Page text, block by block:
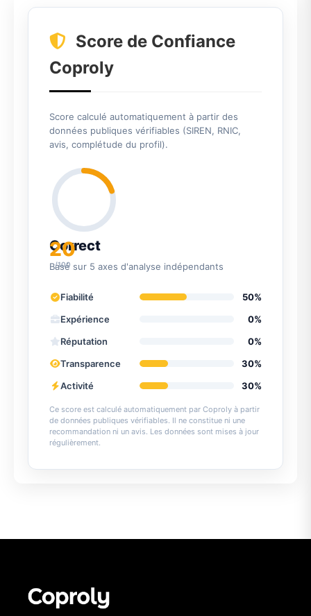
Score de Confiance
Coproly
Score calculé automatiquement à partir des
données publiques vérifiables (SIREN, RNIC,
avis, complétude du profil).
20
/100
Correct
Basé sur 5 axes d'analyse indépendants
Fiabilité
50%
Expérience
0%
Réputation
0%
Transparence
30%
Activité
30%
Ce score est calculé automatiquement par Coproly à partir
de données publiques vérifiables. Il ne constitue ni une
recommandation ni un avis. Les données sont mises à jour
régulièrement.